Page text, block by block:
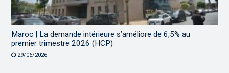
Maroc | La demande intérieure s’améliore de 6,5% au
premier trimestre 2026 (HCP)
29/06/2026